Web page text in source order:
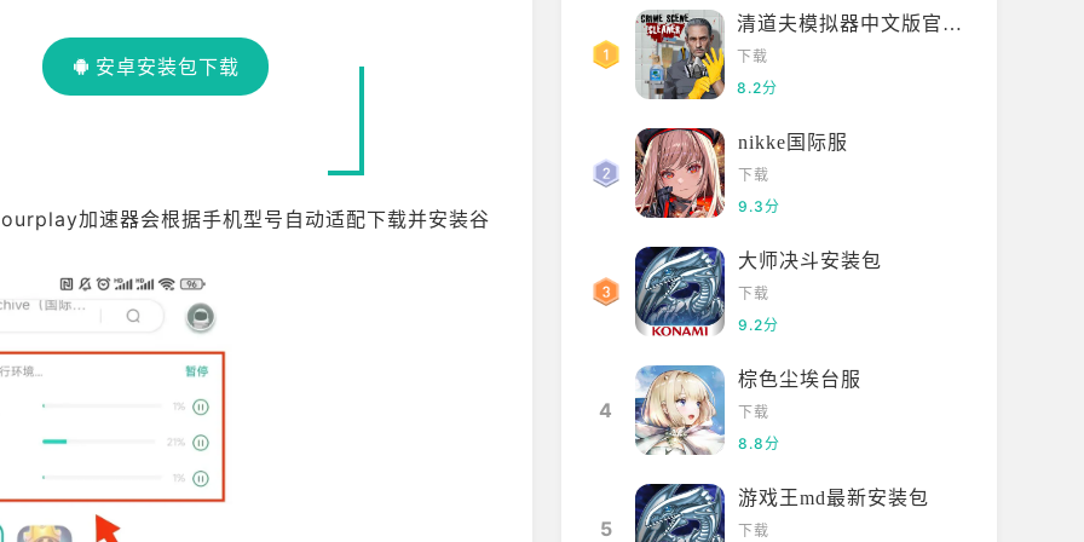
安卓安装包下载
加速器会根据手机型号自动适配下载并安装谷
清道夫模拟器中文版官方正版
下载
8.2分
nikke国际服
下载
9.3分
大师决斗安装包
下载
9.2分
4
棕色尘埃台服
下载
8.8分
5
游戏王md最新安装包
下载